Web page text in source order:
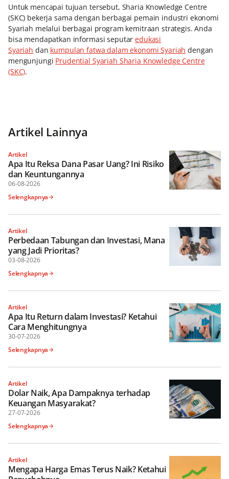
Untuk mencapai tujuan tersebut, Sharia Knowledge Centre
(SKC) bekerja sama dengan berbagai pemain industri ekonomi
Syariah melalui berbagai program kemitraan strategis. Anda
bisa mendapatkan informasi seputaredukasi
Syariah dan kumpulan fatwa dalam ekonomi Syariah dengan
mengunjungi Prudential Syariah Sharia Knowledge Centre
(SKC).
Artikel Lainnya
Artikel
Apa Itu Reksa Dana Pasar Uang? Ini Risiko
dan Keuntungannya
06-08-2026
Selengkapnya
Artikel
Perbedaan Tabungan dan Investasi, Mana
yang Jadi Prioritas?
03-08-2026
Selengkapnya
Artikel
Apa Itu Return dalam Investasi? Ketahui
Cara Menghitungnya
30-07-2026
Selengkapnya
Artikel
Dolar Naik, Apa Dampaknya terhadap
Keuangan Masyarakat?
27-07-2026
Selengkapnya
Artikel
Mengapa Harga Emas Terus Naik? Ketahui